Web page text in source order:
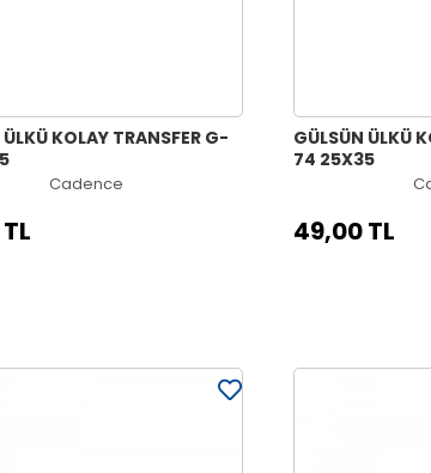
KOLAY TRANSFER G-
Cadence
GÜLSÜN ÜLKÜ
74 25X35
49,00 TL